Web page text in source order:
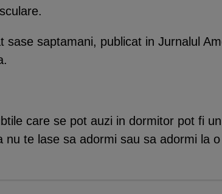
sase saptamani, publicat in Jurnalul
care se pot auzi in dormitor pot fi
te lase sa adormi sau sa adormi la